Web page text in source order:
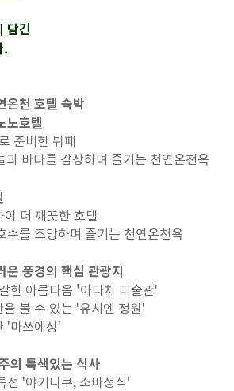
담긴
.
온천 호텔 숙박
노호텔
준비한 뷔페
과 바다를 감상하며 즐기는 천연온천욕
더 깨끗한 호텔
수를 조망하며 즐기는 천연온천욕
운 풍경의 핵심 관광지
한 아름다움 '아다치 미술관'
볼 수 있는 '유시엔 정원'
'마쓰에성'
의 특색있는 식사
선 '야키니쿠, 소바정식'